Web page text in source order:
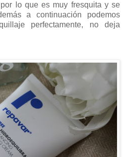
lo que es muy fresquita y se
a continuación podemos
perfectamente, no deja